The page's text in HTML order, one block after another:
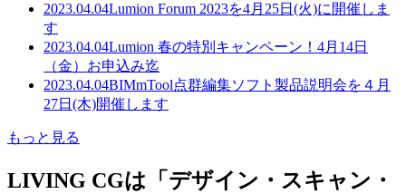
2023.04.04Lumion Forum 2023を4月25日(火)に開催しま
す
2023.04.04Lumion 春の特別キャンペーン！4月14日
（金）お申込み迄
2023.04.04BIMmTool点群編集ソフト製品説明会を４月
27日(木)開催します
もっと見る
LIVING CGは「デザイン・スキャン・